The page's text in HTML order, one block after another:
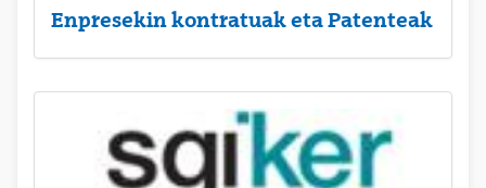
Enpresekin kontratuak eta Patenteak